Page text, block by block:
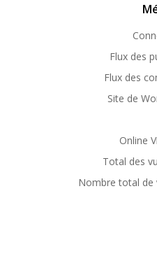
Flux des
Flux des
Site de
Online
Total des
Nombre total de